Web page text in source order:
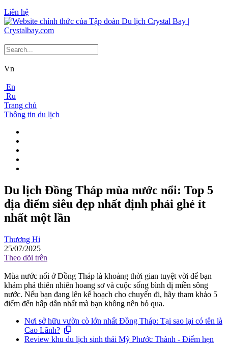
Liên hệ
Vn
En
Ru
Trang chủ
Thông tin du lịch
Du lịch Đồng Tháp mùa nước nổi: Top 5
địa điểm siêu đẹp nhất định phải ghé ít
nhất một lần
Thương Hi
25/07/2025
Theo dõi trên
Mùa nước nổi ở Đồng Tháp là khoảng thời gian tuyệt vời để bạn
khám phá thiên nhiên hoang sơ và cuộc sống bình dị miền sông
nước. Nếu bạn đang lên kế hoạch cho chuyến đi, hãy tham khảo 5
điểm đến hấp dẫn nhất mà bạn không nên bỏ qua.
Nơi sở hữu vườn cò lớn nhất Đồng Tháp: Tại sao lại có tên là
Cao Lãnh?
Review khu du lịch sinh thái Mỹ Phước Thành - Điểm hẹn